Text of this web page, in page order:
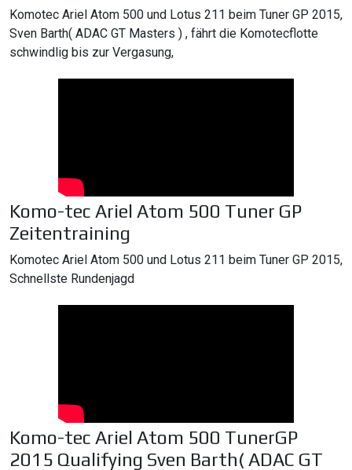
Komotec Ariel Atom 500 und Lotus 211 beim Tuner GP 2015,
Sven Barth( ADAC GT Masters ) , fährt die Komotecflotte
schwindlig bis zur Vergasung,
Komo-tec Ariel Atom 500 Tuner GP
Zeitentraining
Komotec Ariel Atom 500 und Lotus 211 beim Tuner GP 2015,
Schnellste Rundenjagd
Komo-tec Ariel Atom 500 TunerGP
2015 Qualifying Sven Barth( ADAC GT